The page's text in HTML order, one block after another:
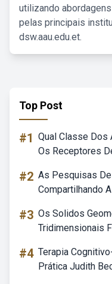
utilizando
pelas principais
dsw.aau.edu.et.
Top Post
#1 Qual Classe
Os Receptores
#2 As Pesquisas
Compartilhando
#3 Os Solidos
Tridimensionais
#4 Terapia
Prática Judith